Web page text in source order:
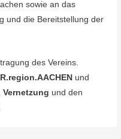
sowie an das
und die Bereitstellung der
des Vereins.
und
Vernetzung und den